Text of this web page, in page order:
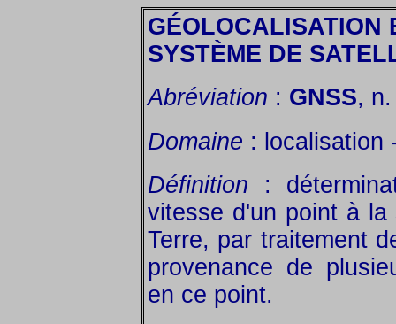
GÉOLOCALISATION
SYSTÈME DE
Abréviation : GNSS,
Domaine : localisation
Définition :
vitesse d'un point à
Terre, par traitement
provenance de
en ce point.